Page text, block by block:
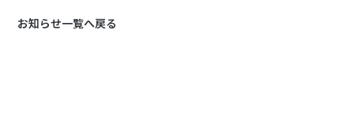
お知らせ一覧へ戻る